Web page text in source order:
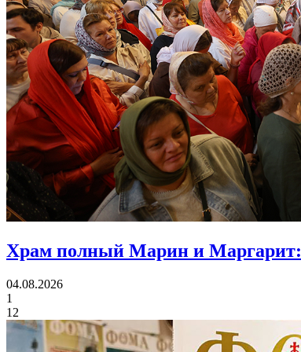
Храм полный Марин и Маргарит:
04.08.2026
1
12